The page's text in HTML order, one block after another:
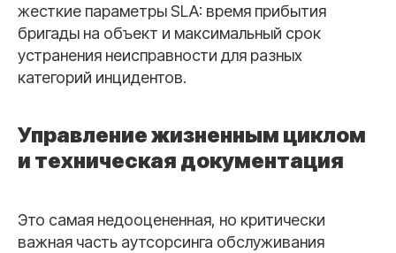
жесткие параметры SLA: время прибытия
бригады на объект и максимальный срок
устранения неисправности для разных
категорий инцидентов.
Управление жизненным циклом
и техническая документация
Это самая недооцененная, но критически
важная часть аутсорсинга обслуживания